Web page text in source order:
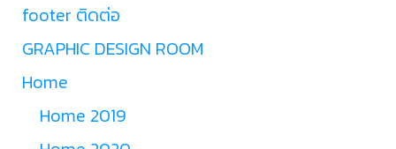
footer ติดต่อ
GRAPHIC DESIGN ROOM
Home
Home 2019